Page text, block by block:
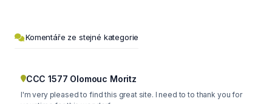
Komentáře ze stejné kategorie
CCC 1577 Olomouc Moritz
I'm very pleased to find this great site. I need to to thank you for